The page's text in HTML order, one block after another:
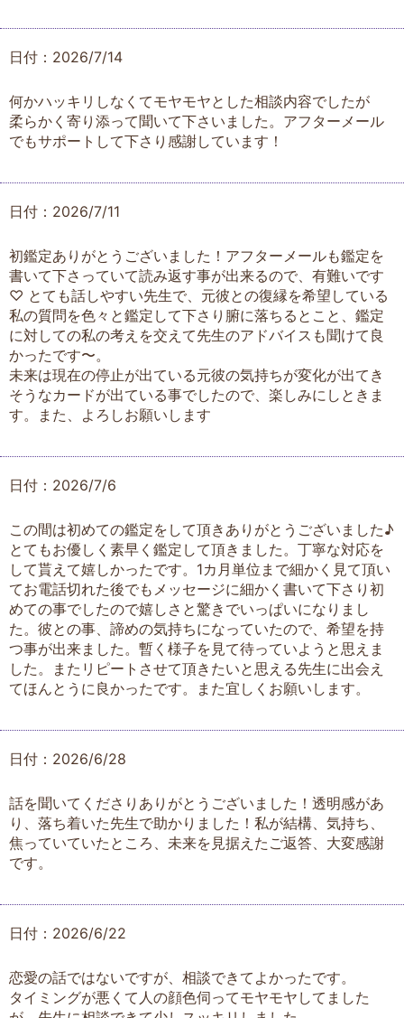
日付：2026/7/14
何かハッキリしなくてモヤモヤとした相談内容でしたが
柔らかく寄り添って聞いて下さいました。アフターメール
でもサポートして下さり感謝しています！
日付：2026/7/11
初鑑定ありがとうございました！アフターメールも鑑定を
書いて下さっていて読み返す事が出来るので、有難いです
♡ とても話しやすい先生で、元彼との復縁を希望している
私の質問を色々と鑑定して下さり腑に落ちるとこと、鑑定
に対しての私の考えを交えて先生のアドバイスも聞けて良
かったです〜。
未来は現在の停止が出ている元彼の気持ちが変化が出てき
そうなカードが出ている事でしたので、楽しみにしときま
す。また、よろしお願いします
日付：2026/7/6
この間は初めての鑑定をして頂きありがとうございました♪
とてもお優しく素早く鑑定して頂きました。丁寧な対応を
して貰えて嬉しかったです。1カ月単位まで細かく見て頂い
てお電話切れた後でもメッセージに細かく書いて下さり初
めての事でしたので嬉しさと驚きでいっぱいになりまし
た。彼との事、諦めの気持ちになっていたので、希望を持
つ事が出来ました。暫く様子を見て待っていようと思えま
した。またリピートさせて頂きたいと思える先生に出会え
てほんとうに良かったです。また宜しくお願いします。
日付：2026/6/28
話を聞いてくださりありがとうございました！透明感があ
り、落ち着いた先生で助かりました！私が結構、気持ち、
焦っていていたところ、未来を見据えたご返答、大変感謝
です。
日付：2026/6/22
恋愛の話ではないですが、相談できてよかったです。
タイミングが悪くて人の顔色伺ってモヤモヤしてました